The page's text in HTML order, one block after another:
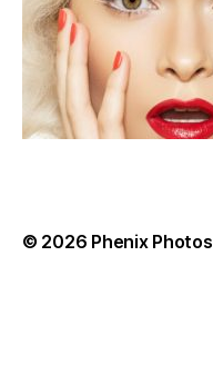
© 2026 Phenix Photos